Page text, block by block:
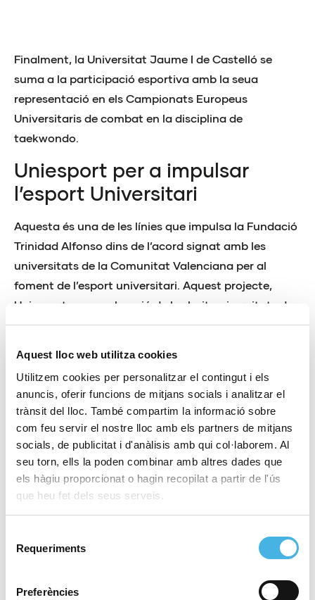
Aquest lloc web utilitza cookies
Utilitzem cookies per personalitzar el contingut i els
anuncis, oferir funcions de mitjans socials i analitzar el
trànsit del lloc. També compartim la informació sobre
com feu servir el nostre lloc amb els partners de mitjans
socials, de publicitat i d'anàlisis amb qui col·laborem. Al
seu torn, ells la poden combinar amb altres dades que
els hàgiu proporcionat o hagin recopilat a partir de l'ús
que heu fet dels seus serveis.
Requeriments
Preferències
Finalment, la Universitat Jaume I de Castelló se
suma a la participació esportiva amb la seua
representació en els Campionats Europeus
Universitaris de combat en la disciplina de
taekwondo.
Uniesport per a impulsar
l’esport Universitari
Aquesta és una de les línies que impulsa la Fundació
Trinidad Alfonso dins de l’acord signat amb les
universitats de la Comunitat Valenciana per al
foment de l’esport universitari. Aquest projecte,
Uniesport, suposa la unió de les huit universitats de
la Comunitat Valenciana i la Fundació Trinidad
Mitjançant aquest acord, les nou entitats
col·laboren per a impulsar projectes vinculats amb
l’esport; contribueixen al desenvolupament de
l’esport universitari en tots els seus àmbits i
col·laboren per a conscienciar a la societat i als
esportistes sobre la importància de conciliar esport i
de fer més visible l’esport universitari i que els seus
esportistes siguen els ambaixadors de la Comunitat
Valenciana. Per això portaran la marca Comunitat